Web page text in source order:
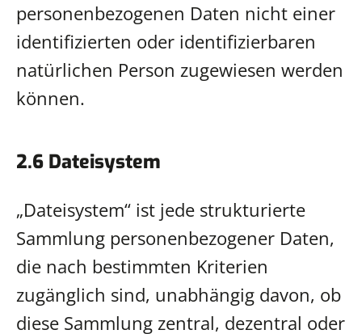
personenbezogenen Daten nicht einer
identifizierten oder identifizierbaren
natürlichen Person zugewiesen werden
können.
2.6 Dateisystem
„Dateisystem“ ist jede strukturierte
Sammlung personenbezogener Daten,
die nach bestimmten Kriterien
zugänglich sind, unabhängig davon, ob
diese Sammlung zentral, dezentral oder